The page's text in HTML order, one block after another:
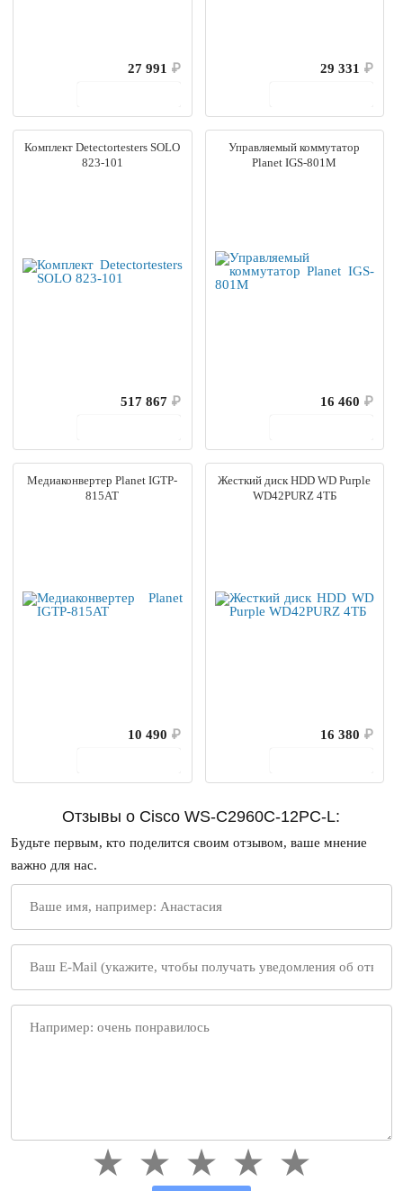
27 991 ₽
29 331 ₽
Комплект Detectortesters SOLO
823-101
517 867 ₽
Управляемый коммутатор
Planet IGS-801M
16 460 ₽
Медиаконвертер Planet IGTP-
815AT
10 490 ₽
Жесткий диск HDD WD Purple
WD42PURZ 4ТБ
16 380 ₽
Отзывы о Cisco WS-C2960C-12PC-L:
Будьте первым, кто поделится своим отзывом, ваше мнение
важно для нас.